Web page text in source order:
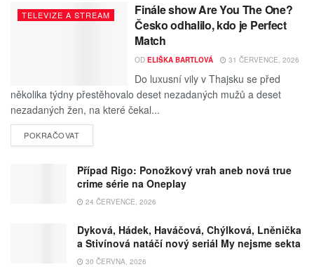
TELEVIZE A STREAM
Finále show Are You The One?
Česko odhalilo, kdo je Perfect
Match
OD ELIŠKA BARTLOVÁ 31 ČERVENCE, 2026
Do luxusní vily v Thajsku se před
několika týdny přestěhovalo deset nezadaných mužů a deset
nezadaných žen, na které čekal...
POKRAČOVAT
Případ Rigo: Ponožkový vrah aneb nová true
crime série na Oneplay
24 ČERVENCE, 2026
Dyková, Hádek, Haváčová, Chýlková, Lněnička
a Stivínová natáčí nový seriál My nejsme sekta
30 ČERVNA, 2026